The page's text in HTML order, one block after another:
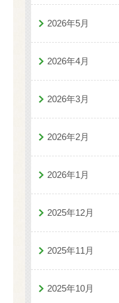
2026年5月
2026年4月
2026年3月
2026年2月
2026年1月
2025年12月
2025年11月
2025年10月